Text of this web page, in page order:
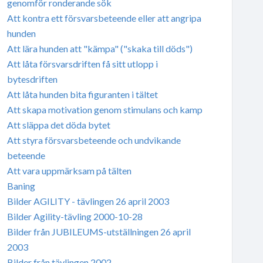
genomför ronderande sök
Att kontra ett försvarsbeteende eller att angripa
hunden
Att lära hunden att "kämpa" ("skaka till döds")
Att låta försvarsdriften få sitt utlopp i
bytesdriften
Att låta hunden bita figuranten i tältet
Att skapa motivation genom stimulans och kamp
Att släppa det döda bytet
Att styra försvarsbeteende och undvikande
beteende
Att vara uppmärksam på tälten
Baning
Bilder AGILITY - tävlingen 26 april 2003
Bilder Agility-tävling 2000-10-28
Bilder från JUBILEUMS-utställningen 26 april
2003